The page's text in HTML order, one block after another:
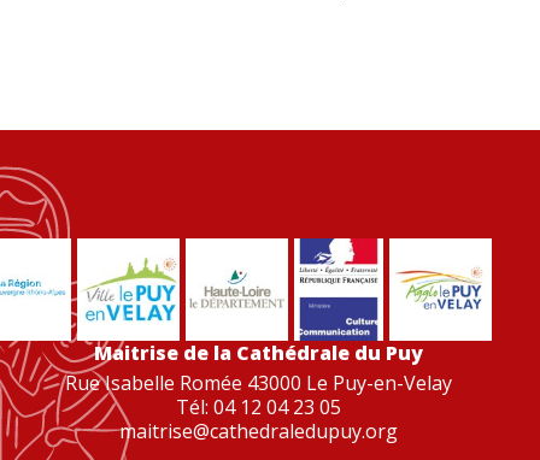
Maitrise de la Cathédrale du Puy
Rue Isabelle Romée 43000 Le Puy-en-Velay
Tél: 04 12 04 23 05
maitrise@cathedraledupuy.org